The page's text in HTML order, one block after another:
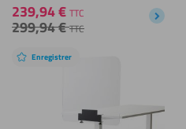
239,94€ TTC
299,94€ TTC
Enregistrer